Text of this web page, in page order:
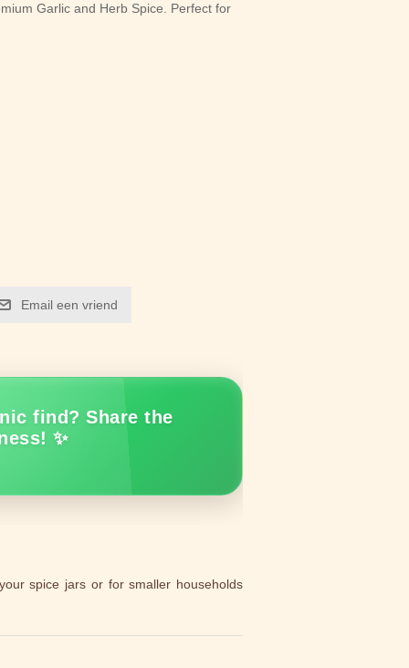
Garlic and Herb Spice. Perfect for
Email een vriend
find? Share the
✨
spice jars or for smaller households